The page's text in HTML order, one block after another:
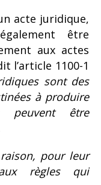
acte juridique,
être
aux actes
l’article 1100-1
sont des
à produire
être
pour leur
règles qui